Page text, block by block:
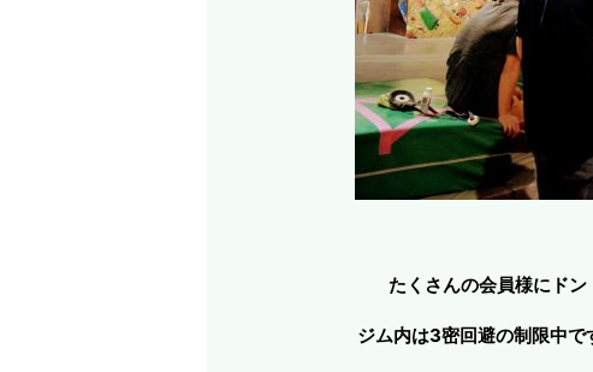
たくさんの会員様にド
ジム内は3密回避の制限中